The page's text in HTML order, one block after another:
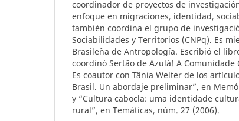
coordinador de proyectos de
enfoque en migraciones, identidad,
también coordina el grupo de
Sociabilidades y Territorios (CNPq). Es
Brasileña de Antropología. Escribió el
coordinó Sertão de Azulá! A Comunidade
Es coautor con Tânia Welter de los
Brasil. Un abordaje preliminar”, en
y “Cultura cabocla: uma identidade
rural”, en Temáticas, núm. 27 (2006).